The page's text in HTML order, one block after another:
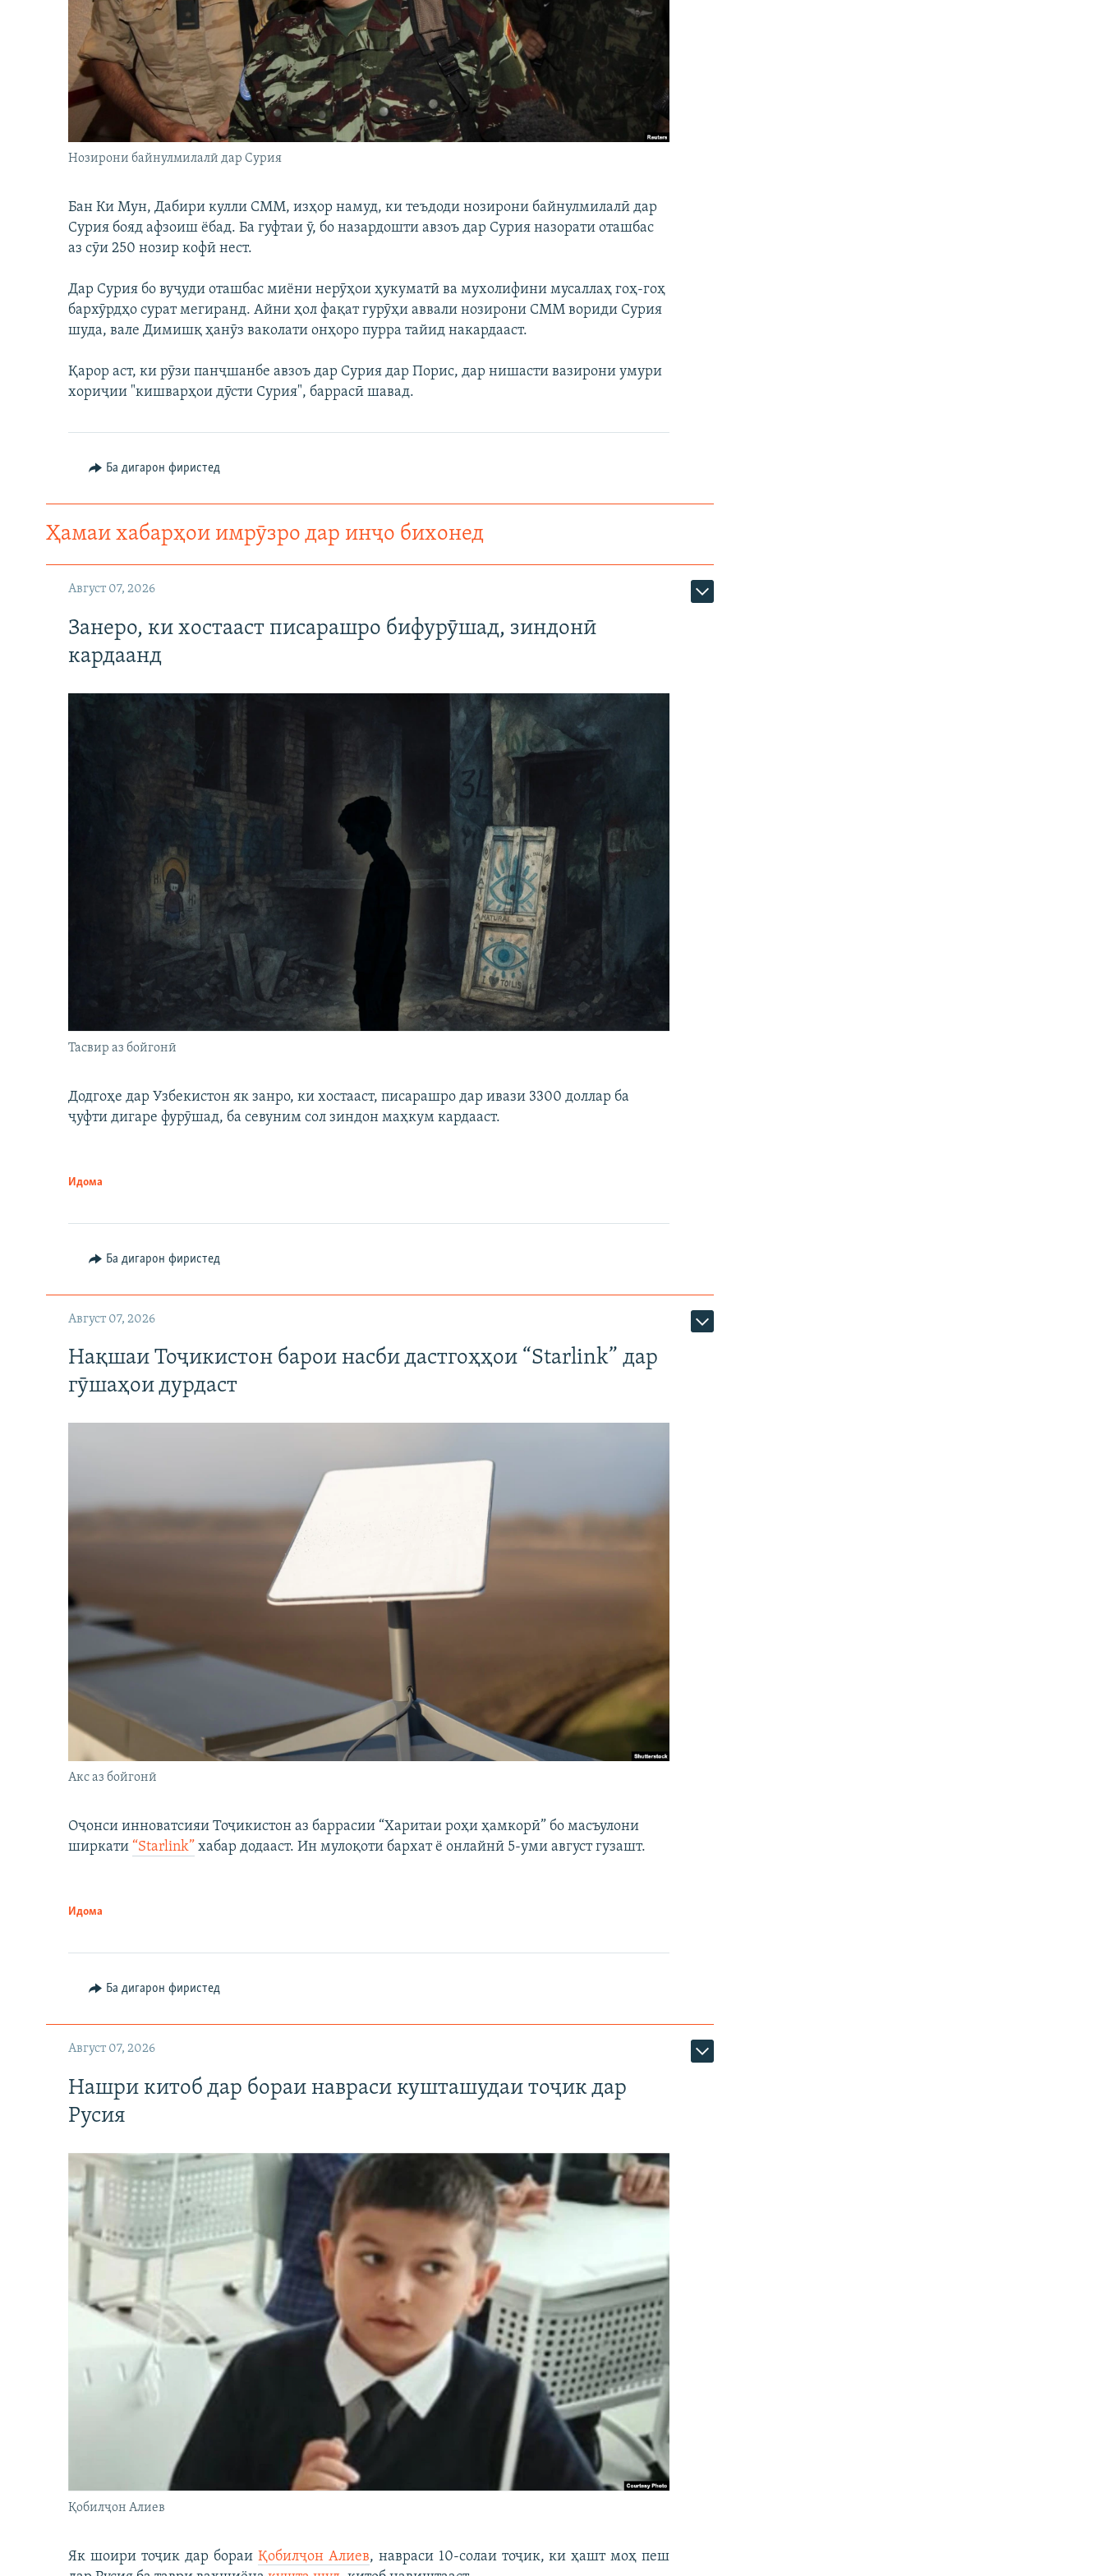
Нозирони байнулмилалӣ дар Сурия
Бан Ки Мун, Дабири кулли СММ, изҳор намуд, ки теъдоди нозирони байнулмилалӣ дар
Сурия бояд афзоиш ёбад. Ба гуфтаи ӯ, бо назардошти авзоъ дар Сурия назорати оташбас
аз сӯи 250 нозир кофӣ нест.
Дар Сурия бо вуҷуди оташбас миёни нерӯҳои ҳукуматӣ ва мухолифини мусаллаҳ гоҳ-гоҳ
бархӯрдҳо сурат мегиранд. Айни ҳол фақат гурӯҳи аввали нозирони СММ вориди Сурия
шуда, вале Димишқ ҳанӯз ваколати онҳоро пурра тайид накардааст.
Қарор аст, ки рӯзи панҷшанбе авзоъ дар Сурия дар Порис, дар нишасти вазирони умури
хориҷии "кишварҳои дӯсти Сурия", баррасӣ шавад.
Ба дигарон фиристед
Ҳамаи хабарҳои имрӯзро дар инҷо бихонед
Август 07, 2026
Занеро, ки хостааст писарашро бифурӯшад, зиндонӣ
кардаанд
Тасвир аз бойгонӣ
Додгоҳе дар Узбекистон як занро, ки хостааст, писарашро дар ивази 3300 доллар ба
ҷуфти дигаре фурӯшад, ба севуним сол зиндон маҳкум кардааст.
Идома
Ба дигарон фиристед
Август 07, 2026
Нақшаи Тоҷикистон барои насби дастгоҳҳои “Starlink” дар
гӯшаҳои дурдаст
Акс аз бойгонӣ
Оҷонси инноватсияи Тоҷикистон аз баррасии “Харитаи роҳи ҳамкорӣ” бо масъулони
ширкати “Starlink” хабар додааст. Ин мулоқоти бархат ё онлайнӣ 5-уми август гузашт.
Идома
Ба дигарон фиристед
Август 07, 2026
Нашри китоб дар бораи навраси кушташудаи тоҷик дар
Русия
Қобилҷон Алиев
Як шоири тоҷик дар бораи Қобилҷон Алиев, навраси 10-солаи тоҷик, ки ҳашт моҳ пеш